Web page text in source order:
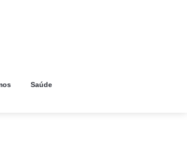
Saúde